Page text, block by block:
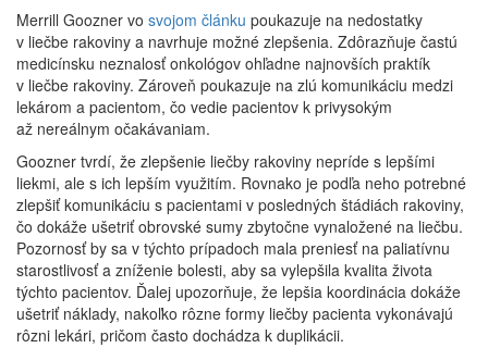
Merrill Goozner vo svojom článku poukazuje na nedostatky
v liečbe rakoviny a navrhuje možné zlepšenia. Zdôrazňuje častú
medicínsku neznalosť onkológov ohľadne najnovších praktík
v liečbe rakoviny. Zároveň poukazuje na zlú komunikáciu medzi
lekárom a pacientom, čo vedie pacientov k privysokým
až nereálnym očakávaniam.
Goozner tvrdí, že zlepšenie liečby rakoviny nepríde s lepšími
liekmi, ale s ich lepším využitím. Rovnako je podľa neho potrebné
zlepšiť komunikáciu s pacientami v posledných štádiách rakoviny,
čo dokáže ušetriť obrovské sumy zbytočne vynaložené na liečbu.
Pozornosť by sa v týchto prípadoch mala preniesť na paliatívnu
starostlivosť a zníženie bolesti, aby sa vylepšila kvalita života
týchto pacientov. Ďalej upozorňuje, že lepšia koordinácia dokáže
ušetriť náklady, nakoľko rôzne formy liečby pacienta vykonávajú
rôzni lekári, pričom často dochádza k duplikácii.